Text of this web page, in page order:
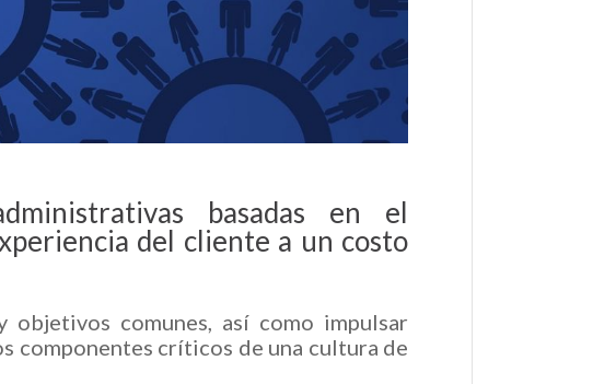
basadas en el
del cliente a un costo
comunes, así como impulsar
componentes críticos de una cultura de